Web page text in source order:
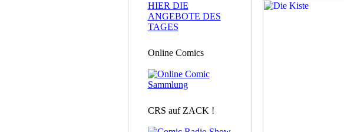
HIER DIE
ANGEBOTE DES
TAGES
Online Comics
CRS auf ZACK !